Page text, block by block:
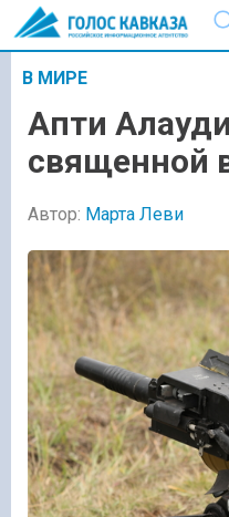
В МИРЕ
Апти
священной
Автор: Марта Леви